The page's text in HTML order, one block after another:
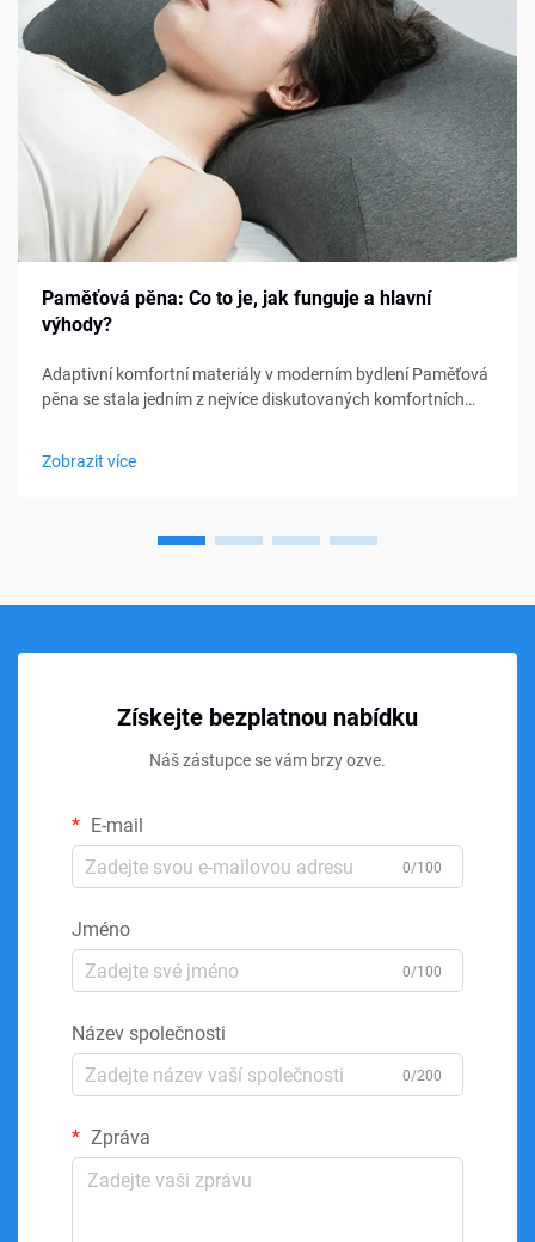
Paměťová pěna: Co to je, jak funguje a hlavní
výhody?
Adaptivní komfortní materiály v moderním bydlení Paměťová
pěna se stala jedním z nejvíce diskutovaných komfortních
Zobrazit více
Získejte bezplatnou nabídku
Náš zástupce se vám brzy ozve.
E-mail
0/100
Jméno
0/100
Název společnosti
0/200
Zpráva